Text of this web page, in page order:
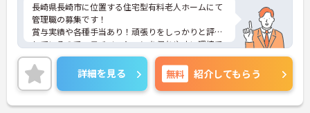
長崎県長崎市に位置する住宅型有料老人ホームにて
管理職の募集です！
賞与実績や各種手当あり！頑張りをしっかりと評価
しているので、モチベーションを保ちやすい環境で
す♪
育児休暇制度がありますので、ライフステージに応
じて長くお仕事を続けていくことができます◎
ご興味のある方は、マイナビ介護職までお問い合わ
せください。
詳細を見る 無料 紹介してもらう